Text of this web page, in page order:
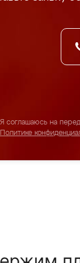
Я соглашаюсь на
Политике